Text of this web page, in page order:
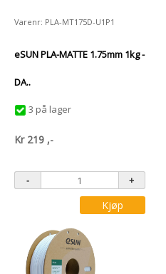
Varenr: PLA-MT175D-U1P1
eSUN PLA-MATTE 1.75mm 1kg -
DA..
3 på lager
Kr 219 ,-
Kjøp